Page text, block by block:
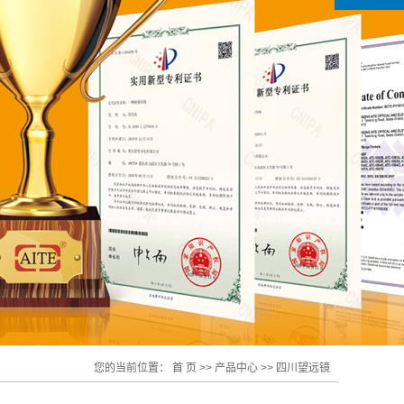
您的当前位置： 首 页 >> 产品中心 >> 四川望远镜